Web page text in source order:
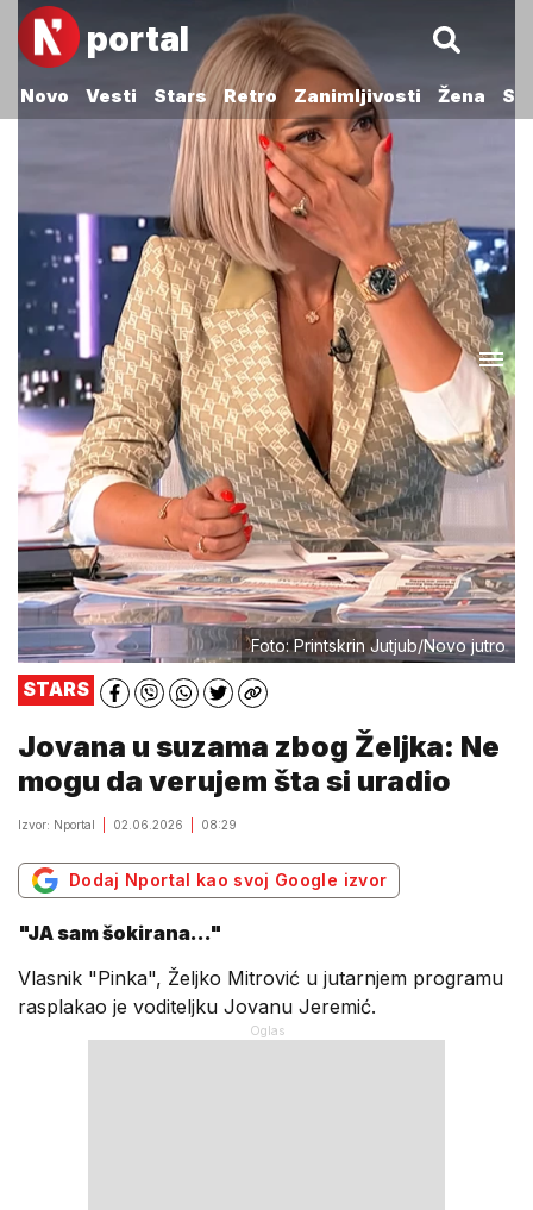
portal
Novo Vesti Stars Retro Zanimljivosti Žena
Foto: Printskrin Jutjub/Novo jutro
STARS
Jovana u suzama zbog Željka: Ne
mogu da verujem šta si uradio
Izvor: Nportal 02.06.2026 08:29
Dodaj Nportal kao svoj Google izvor
"JA sam šokirana..."
Vlasnik "Pinka", Željko Mitrović u jutarnjem programu
rasplakao je voditeljku Jovanu Jeremić.